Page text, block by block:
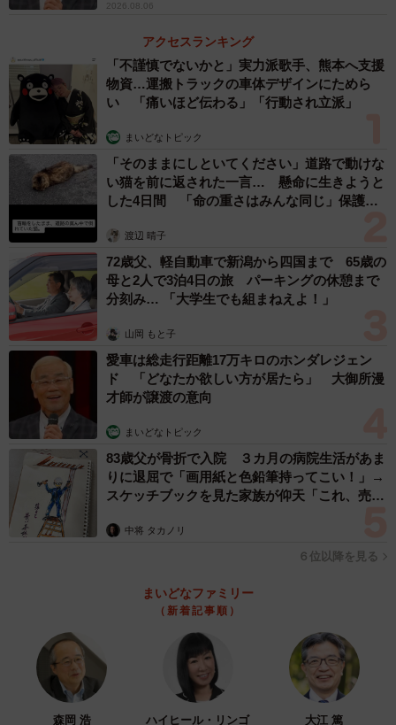
2026.08.06
アクセスランキング
「不謹慎でないかと」実力派歌手、熊本へ支援
物資…運搬トラックの車体デザインにためら
い 「痛いほど伝わる」「行動され立派」
まいどなトピック
「そのままにしといてください」道路で動けな
い猫を前に返された一言… 懸命に生きようと
した4日間 「命の重さはみんな同じ」保護団
渡辺 晴子
72歳父、軽自動車で新潟から四国まで 65歳の
母と2人で3泊4日の旅 パーキングの休憩まで
分刻み… 「大学生でも組まねえよ！」
山岡 もと子
愛車は総走行距離17万キロのホンダレジェン
ド 「どなたか欲しい方が居たら」 大御所漫
才師が譲渡の意向
まいどなトピック
83歳父が骨折で入院 ３カ月の病院生活があま
りに退屈で「画用紙と色鉛筆持ってこい！」→
スケッチブックを見た家族が仰天「これ、売れ
中将 タカノリ
６位以降を見る
まいどなファミリー
（新着記事順）
森岡 浩 ハイヒール・リンゴ 大江 篤